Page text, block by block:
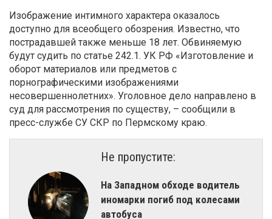
Изображение интимного характера оказалось
доступно для всеобщего обозрения. Известно, что
пострадавшей также меньше 18 лет. Обвиняемую
будут судить по статье 242.1. УК РФ «Изготовление и
оборот материалов или предметов с
порнографическими изображениями
несовершеннолетних». Уголовное дело направлено в
суд для рассмотрения по существу, – сообщили в
пресс-службе СУ СКР по Пермскому краю.
Не пропустите:
На Западном обходе водитель
иномарки погиб под колесами
автобуса